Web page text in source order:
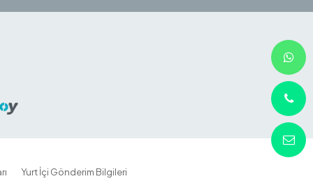
Yurt İçi Gönderim Bilgileri